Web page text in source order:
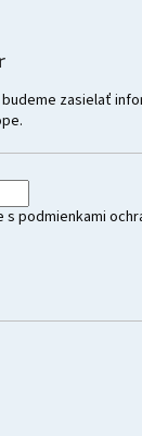
zasielať
s podmienkami